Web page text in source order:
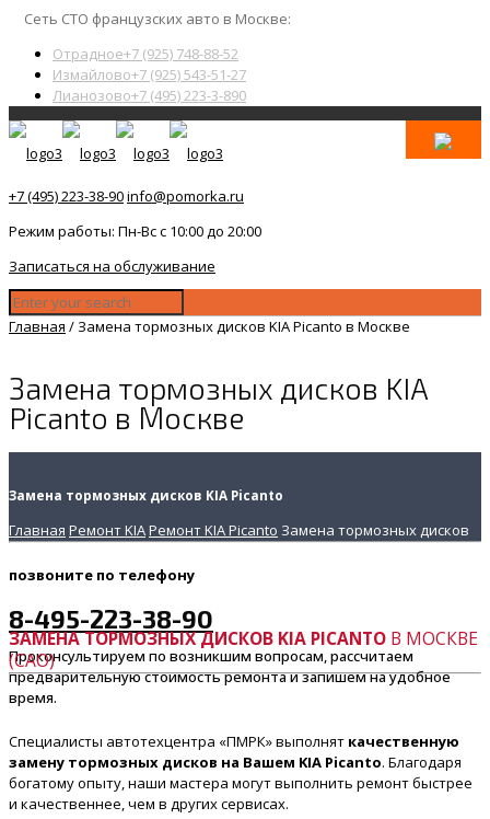
Сеть СТО французских авто в Москве:
Отрадное+7 (925) 748-88-52
Измайлово+7 (925) 543-51-27
Лианозово+7 (495) 223-3-890
+7 (495) 223-38-90info@pomorka.ru
Режим работы: Пн-Вс с 10:00 до 20:00
Записаться на обслуживание
Главная / Замена тормозных дисков KIA Picanto в Москве
Замена тормозных дисков KIA
Picanto в Москве
Замена тормозных дисков KIA Picanto
Главная Ремонт KIAРемонт KIA Picanto Замена тормозных дисков
позвоните по телефону
8-495-223-38-90
Проконсультируем по возникшим вопросам, рассчитаем
предварительную стоимость ремонта и запишем на удобное
время.
ЗАМЕНА ТОРМОЗНЫХ ДИСКОВ KIA PICANTO В МОСКВЕ
(САО)
Специалисты автотехцентра «ПМРК» выполнят качественную
замену тормозных дисков на Вашем KIA Picanto. Благодаря
богатому опыту, наши мастера могут выполнить ремонт быстрее
и качественнее, чем в других сервисах.